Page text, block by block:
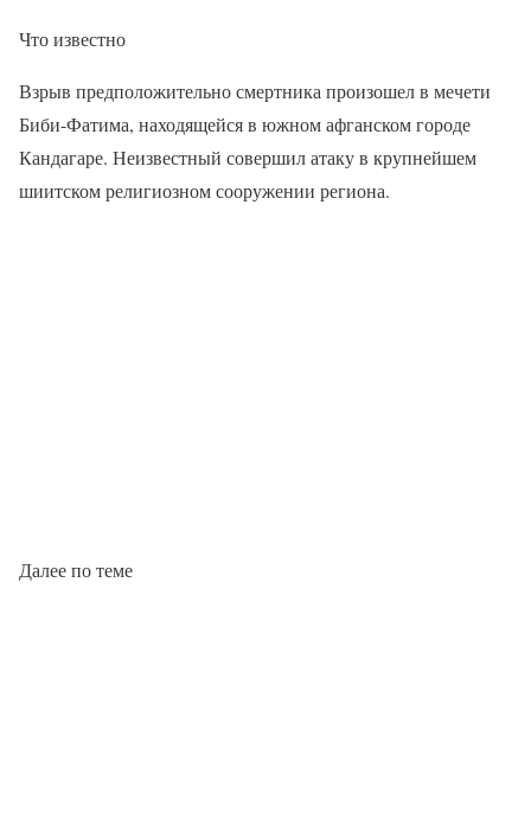
Что известно
Взрыв предположительно смертника произошел в мечети
Биби-Фатима, находящейся в южном афганском городе
Кандагаре. Неизвестный совершил атаку в крупнейшем
шиитском религиозном сооружении региона.
Далее по теме